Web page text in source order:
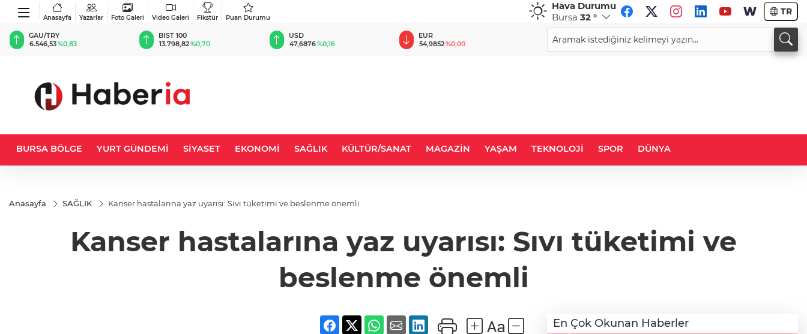
Anasayfa Yazarlar Foto Galeri Video Galeri Fikstür Puan Durumu
Hava Durumu
Bursa 32 ° TR
BIST 100
13.798,82%0,70
USD
47,6876%0,16
EUR
54,9852%0,00
GBP
64,2003%0,09
CHF
58,6708%0,20
34,0091
BURSA BÖLGE YURT GÜNDEMİ SİYASET EKONOMİ SAĞLIK KÜLTÜR/SANAT MAGAZİN YAŞAM TEKNOLOJİ SPOR DÜNYA
Anasayfa SAĞLIK Kanser hastalarına yaz uyarısı: Sıvı tüketimi ve beslenme önemli
Kanser hastalarına yaz uyarısı: Sıvı tüketimi ve
beslenme önemli
En Çok Okunan Haberler